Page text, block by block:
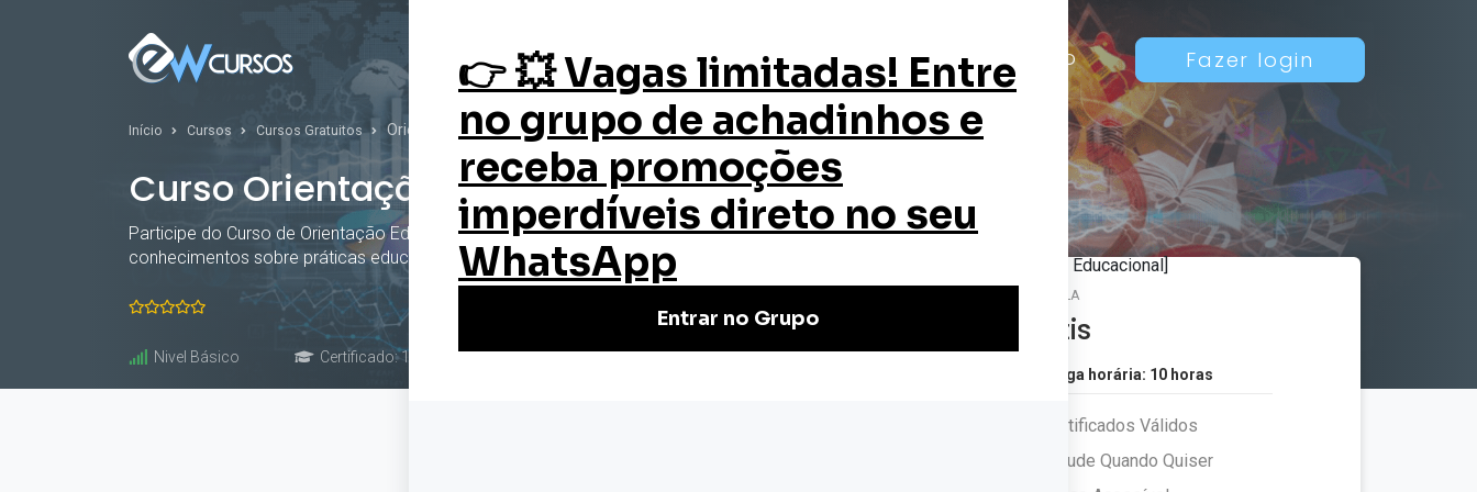
Cursos Quem Somos Certificado Blog Contato Fazer login
Início Cursos Cursos Gratuitos Orientação Educacional
Curso Orientação Educacional
Participe do Curso de Orientação Educacional Grátis e Online! Aprofunde seus
conhecimentos sobre práticas educativas e desenvolvimento estudantil.
Nivel Básico Certificado: 10 horas
MATRÍCULA
Grátis
Carga horária: 10 horas
Certificados Válidos
Estude Quando Quiser